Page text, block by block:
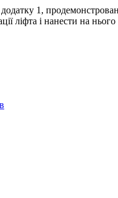
1,
ліфта і нанести на